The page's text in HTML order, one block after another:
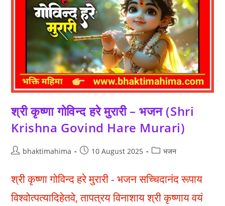
श्री कृष्णा गोविन्द हरे मुरारी – भजन (Shri
Krishna Govind Hare Murari)
Postbhaktimahima
Post10 August 2025
Postभजन
श्री कृष्णा गोविन्द हरे मुरारी - भजन सच्चिदानंद रूपाय
विश्वोत्पत्यादिहेतवे, तापत्रय विनाशाय श्री कृष्णाय वयं